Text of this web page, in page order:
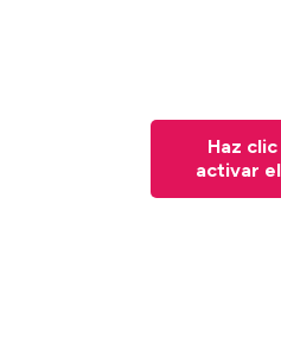
Haz
activar